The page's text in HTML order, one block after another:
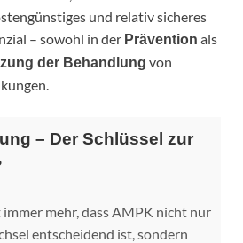
und relativ sicheres
– sowohl in der Prävention als
der Behandlung von
– Der Schlüssel zur
immer mehr, dass AMPK nicht nur
entscheidend ist, sondern